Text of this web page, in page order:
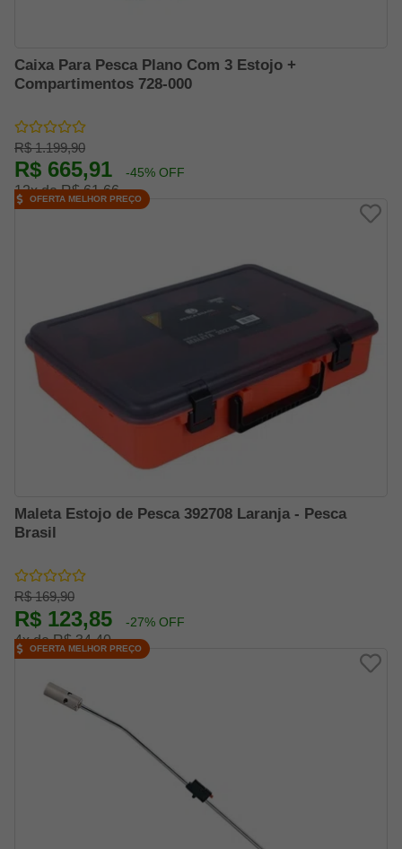
Caixa Para Pesca Plano Com 3 Estojo +
Compartimentos 728-000
R$ 1.199,90
R$ 665,91 -45% OFF
12x de R$ 61,66
Maleta Estojo de Pesca 392708 Laranja - Pesca
Brasil
R$ 169,90
R$ 123,85 -27% OFF
4x de R$ 34,40
OFERTA MELHOR PREÇO
OFERTA MELHOR PREÇO